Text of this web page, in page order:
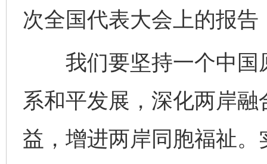
次全国代表大会上的报告
我们要坚持一个中国
系和平发展，深化两岸
益，增进两岸同胞福祉